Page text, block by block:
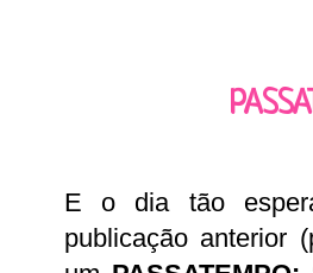
E o dia tão
publicação anterior